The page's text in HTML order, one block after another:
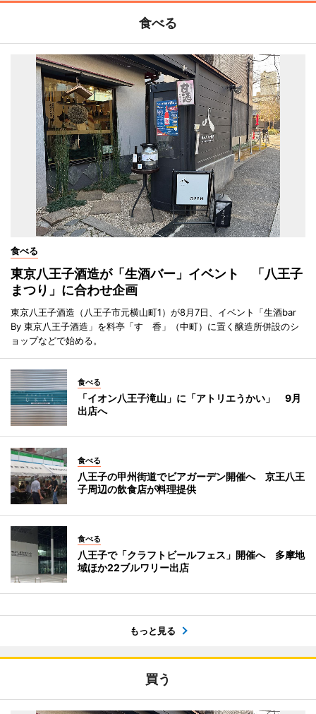
食べる
食べる
東京八王子酒造が「生酒バー」イベント 「八王子
まつり」に合わせ企画
東京八王子酒造（八王子市元横山町1）が8月7日、イベント「生酒bar
By 東京八王子酒造」を料亭「すゞ香」（中町）に置く醸造所併設のシ
ョップなどで始める。
食べる
「イオン八王子滝山」に「アトリエうかい」 9月
出店へ
食べる
八王子の甲州街道でビアガーデン開催へ 京王八王
子周辺の飲食店が料理提供
食べる
八王子で「クラフトビールフェス」開催へ 多摩地
域ほか22ブルワリー出店
もっと見る
買う